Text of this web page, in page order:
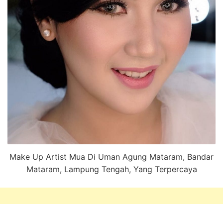
Make Up Artist Mua Di Uman Agung Mataram, Bandar
Mataram, Lampung Tengah, Yang Terpercaya